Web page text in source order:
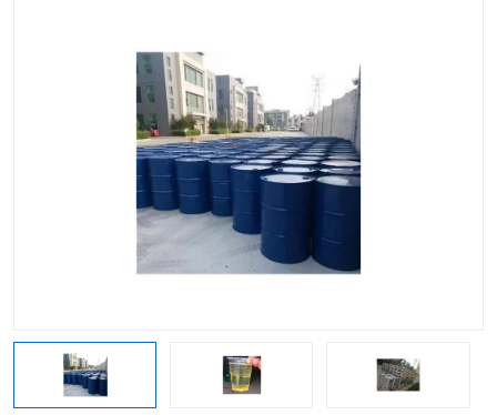
回收废清洗剂 上门回收废清洗剂